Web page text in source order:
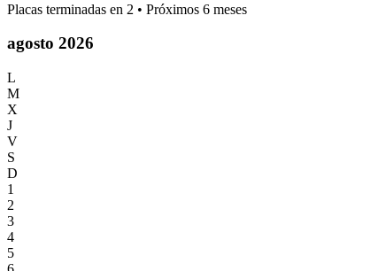
Placas terminadas en 2 • Próximos 6 meses
agosto 2026
L
M
X
J
V
S
D
1
2
3
4
5